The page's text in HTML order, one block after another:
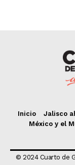
Inicio Jalisco
México y el
© 2024 Cuarto de